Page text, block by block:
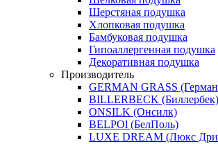
Шерстяная подушка
Хлопковая подушка
Бамбуковая подушка
Гипоаллергенная подушка
Декоративная подушка
Производитель
GERMAN GRASS (Герман
BILLERBECK (Биллербек)
ONSILK (Онсилк)
BELPOl (БелПоль)
LUXE DREAM (Люкс